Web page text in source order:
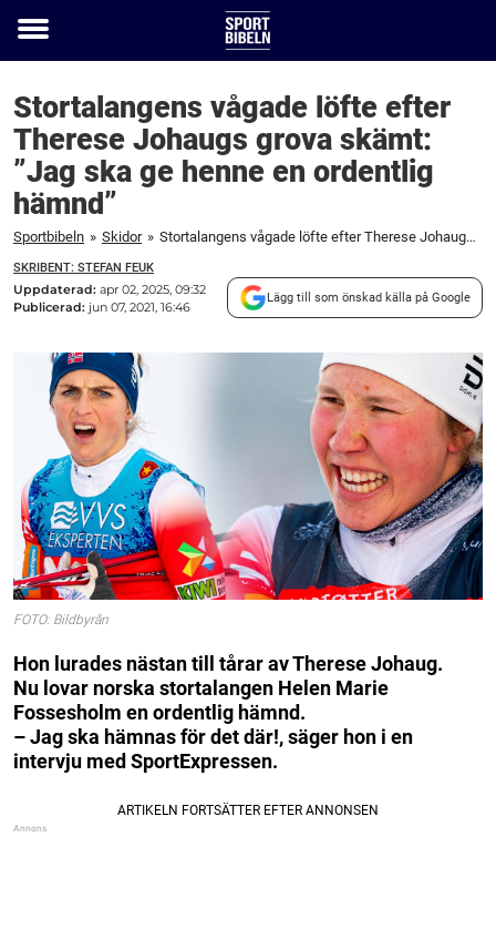
Toggle
Stortalangens vågade löfte efter
Therese Johaugs grova skämt:
”Jag ska ge henne en ordentlig
hämnd”
Sportbibeln » Skidor » Stortalangens vågade löfte efter Therese Johaugs grova skämt: "Jag ska ge henne en ordentlig hämnd"
SKRIBENT: STEFAN FEUK
Uppdaterad: apr 02, 2025, 09:32
Publicerad: jun 07, 2021, 16:46
Lägg till som önskad källa på Google
FOTO: Bildbyrån
Hon lurades nästan till tårar av Therese Johaug.
Nu lovar norska stortalangen Helen Marie
Fossesholm en ordentlig hämnd.
– Jag ska hämnas för det där!, säger hon i en
intervju med SportExpressen.